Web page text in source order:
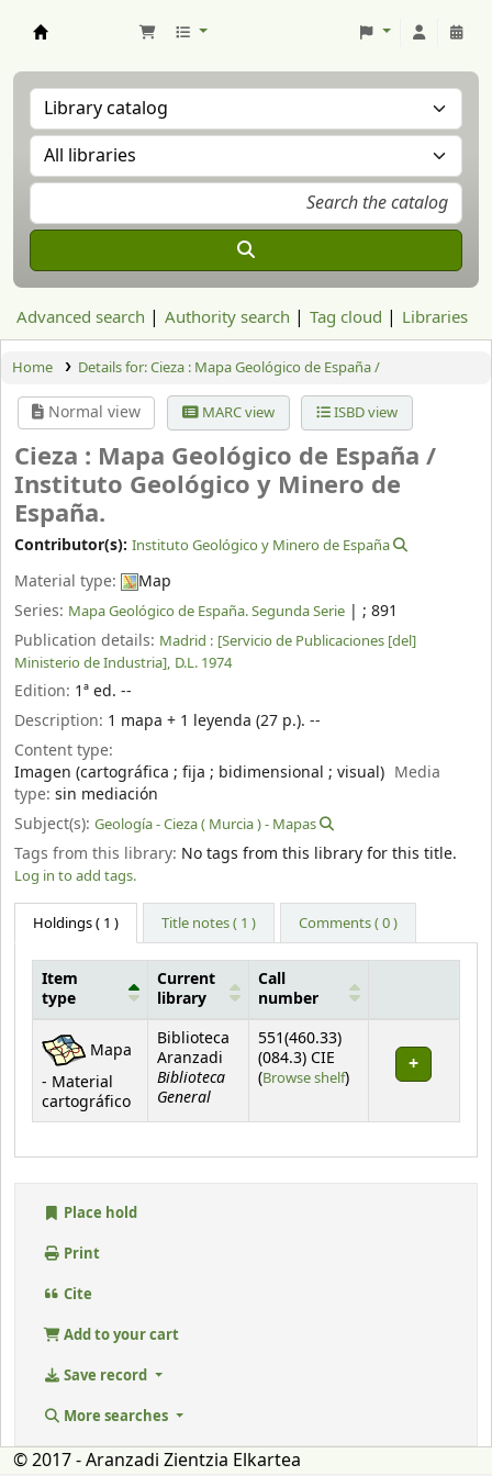
Advanced search Authority search Tag cloud Libraries
Home Details for:Cieza : Mapa Geológico de España /
Normal view MARC view ISBD view
Cieza : Mapa Geológico de España /
Instituto Geológico y Minero de
España.
Contributor(s): Instituto Geológico y Minero de España
Material type:
Map
Series: Mapa Geológico de España. Segunda Serie | ; 891
Publication details: Madrid : [Servicio de Publicaciones [del]
Ministerio de Industria], D.L. 1974
Edition: 1ª ed. --
Description: 1 mapa + 1 leyenda (27 p.). --
Content type:
Imagen (cartográfica ; fija ; bidimensional ; visual) Media
type: sin mediación
Subject(s): Geología - Cieza ( Murcia ) - Mapas
Tags from this library: No tags from this library for this title.
Log in to add tags.
Holdings( 1 ) Title notes ( 1 ) Comments ( 0 )
Holdings
Item
type
Current
library
Call
number
Mapa
- Material
cartográfico
Biblioteca
Aranzadi
Biblioteca
General
551(460.33)
(084.3) CIE
(Browse shelf(Opens below)
)
Place hold
Print
Cite
Add to your cart
Save record
More searches
© 2017 - Aranzadi Zientzia Elkartea